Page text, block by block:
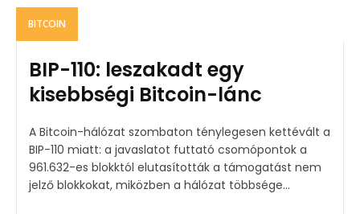
BITCOIN
BIP-110: leszakadt egy
kisebbségi Bitcoin-lánc
A Bitcoin-hálózat szombaton ténylegesen kettévált a
BIP-110 miatt: a javaslatot futtató csomópontok a
961.632-es blokktól elutasították a támogatást nem
jelző blokkokat, miközben a hálózat többsége...